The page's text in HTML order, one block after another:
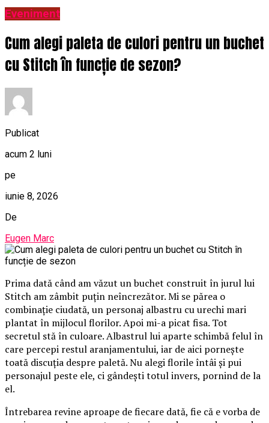
Eveniment
Cum alegi paleta de culori pentru un buchet
cu Stitch în funcție de sezon?
Publicat
acum 2 luni
pe
iunie 8, 2026
De
Eugen Marc
Prima dată când am văzut un buchet construit în jurul lui
Stitch am zâmbit puțin neîncrezător. Mi se părea o
combinație ciudată, un personaj albastru cu urechi mari
plantat în mijlocul florilor. Apoi mi-a picat fisa. Tot
secretul stă în culoare. Albastrul lui aparte schimbă felul în
care percepi restul aranjamentului, iar de aici pornește
toată discuția despre paletă. Nu alegi florile întâi și pui
personajul peste ele, ci gândești totul invers, pornind de la
el.
Întrebarea revine aproape de fiecare dată, fie că e vorba de